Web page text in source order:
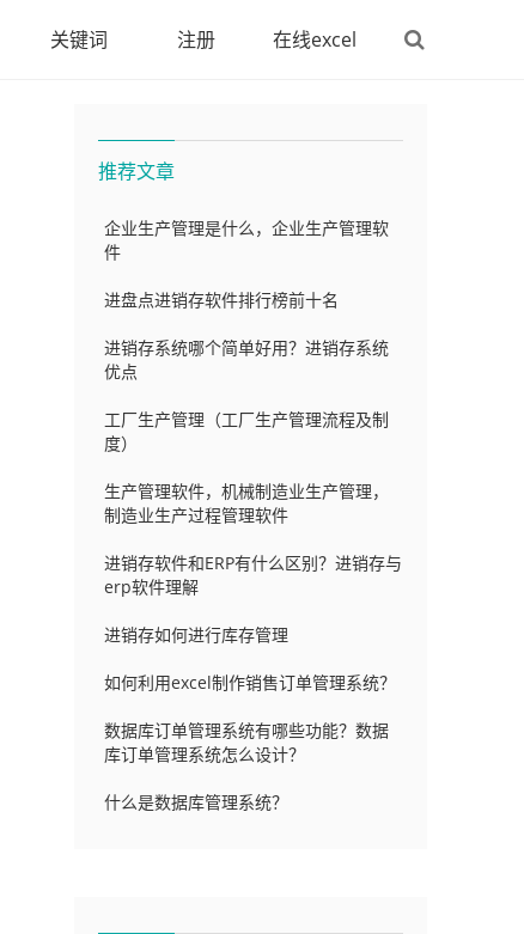
关键词 注册 在线excel
推荐文章
企业生产管理是什么，企业生产管理软
件
进盘点进销存软件排行榜前十名
进销存系统哪个简单好用？进销存系统
优点
工厂生产管理（工厂生产管理流程及制
度）
生产管理软件，机械制造业生产管理，
制造业生产过程管理软件
进销存软件和ERP有什么区别？进销存与
erp软件理解
进销存如何进行库存管理
如何利用excel制作销售订单管理系统？
数据库订单管理系统有哪些功能？数据
库订单管理系统怎么设计？
什么是数据库管理系统？